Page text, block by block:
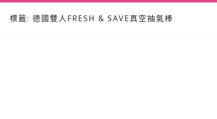
標籤: 德國雙人FRESH & SAVE真空抽氣棒